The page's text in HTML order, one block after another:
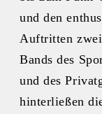
und den
Auftritten
Bands des
und des
hinterließen